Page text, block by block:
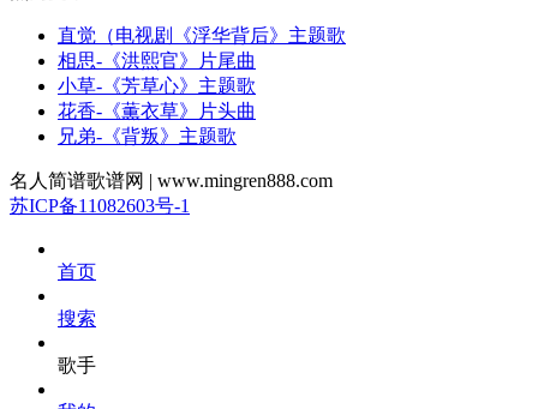
直觉（电视剧《浮华背后》主题歌
相思-《洪熙官》片尾曲
小草-《芳草心》主题歌
花香-《薫衣草》片头曲
兄弟-《背叛》主题歌
名人简谱歌谱网 | www.mingren888.com
苏ICP备11082603号-1
首页
搜索
歌手